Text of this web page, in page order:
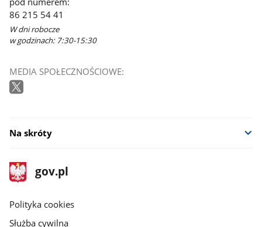
86 215 54 41
W dni robocze
w godzinach: 7:30-15:30
MEDIA SPOŁECZNOŚCIOWE:
Na skróty
stopka
gov.pl
Strona
gov.pl
gov.pl
Polityka cookies
Służba cywilna